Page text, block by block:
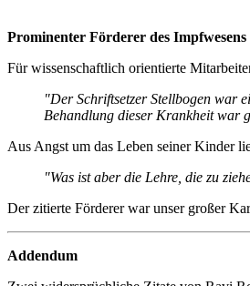
Prominenter Förderer des Impfwesens
Für wissenschaftlich orientierte
"Der Schriftsetzer Stellbogen war
Behandlung dieser Krankheit war
Aus Angst um das Leben seiner Kinder
"Was ist aber die Lehre, die zu
Der zitierte Förderer war unser großer
Addendum